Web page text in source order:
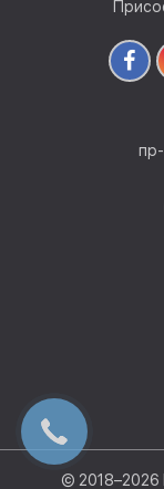
© 2018–2026